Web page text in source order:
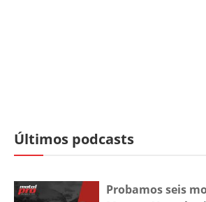
Últimos podcasts
Probamos seis